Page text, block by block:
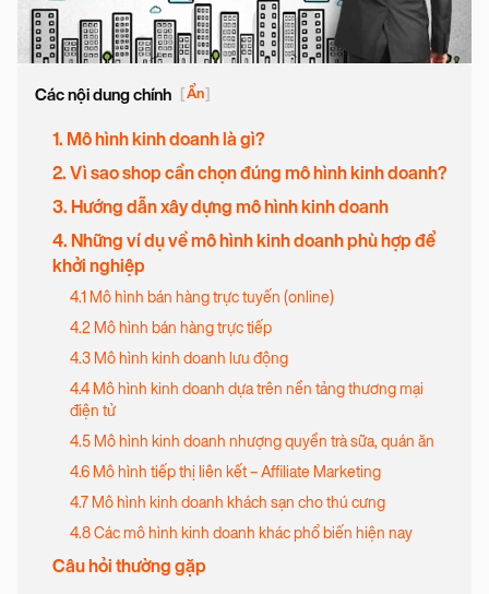
Các nội dung chính [Ẩn]
1. Mô hình kinh doanh là gì?
2. Vì sao shop cần chọn đúng mô hình kinh doanh?
3. Hướng dẫn xây dựng mô hình kinh doanh
4. Những ví dụ về mô hình kinh doanh phù hợp để
khởi nghiệp
4.1 Mô hình bán hàng trực tuyến (online)
4.2 Mô hình bán hàng trực tiếp
4.3 Mô hình kinh doanh lưu động
4.4 Mô hình kinh doanh dựa trên nền tảng thương mại
điện tử
4.5 Mô hình kinh doanh nhượng quyền trà sữa, quán ăn
4.6 Mô hình tiếp thị liên kết – Affiliate Marketing
4.7 Mô hình kinh doanh khách sạn cho thú cưng
4.8 Các mô hình kinh doanh khác phổ biến hiện nay
Câu hỏi thường gặp